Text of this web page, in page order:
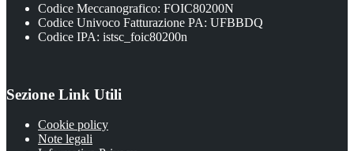
Codice Meccanografico: FOIC80200N
Codice Univoco Fatturazione PA: UFBBDQ
Codice IPA: istsc_foic80200n
Sezione Link Utili
Cookie policy
Note legali